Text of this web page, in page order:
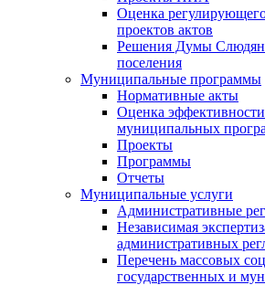
Оценка
проектов актов
Решения Думы
поселения
Муниципальные программы
Нормативные акты
Оценка
муниципальных
Проекты
Программы
Отчеты
Муниципальные услуги
Административные
Независимая
административных
Перечень массовых
государственных и